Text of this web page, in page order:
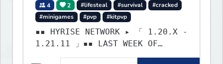
4 2 #lifesteal #survival
#cracked
#minigames
#pvp #kitpvp
▪▪ HYRISE NETWORK ▸ 「 1.20.X -
1.21.11 」▪▪ LAST WEEK OF
LIFESTEAL! ┃ discord.gg/hyrise